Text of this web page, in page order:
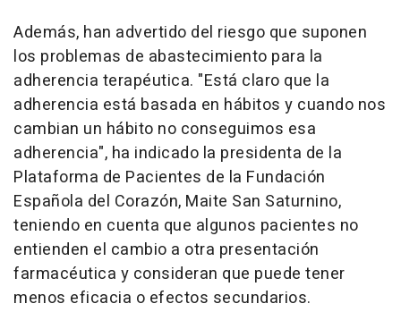
Además, han advertido del riesgo que suponen
los problemas de abastecimiento para la
adherencia terapéutica. "Está claro que la
adherencia está basada en hábitos y cuando nos
cambian un hábito no conseguimos esa
adherencia", ha indicado la presidenta de la
Plataforma de Pacientes de la Fundación
Española del Corazón, Maite San Saturnino,
teniendo en cuenta que algunos pacientes no
entienden el cambio a otra presentación
farmacéutica y consideran que puede tener
menos eficacia o efectos secundarios.